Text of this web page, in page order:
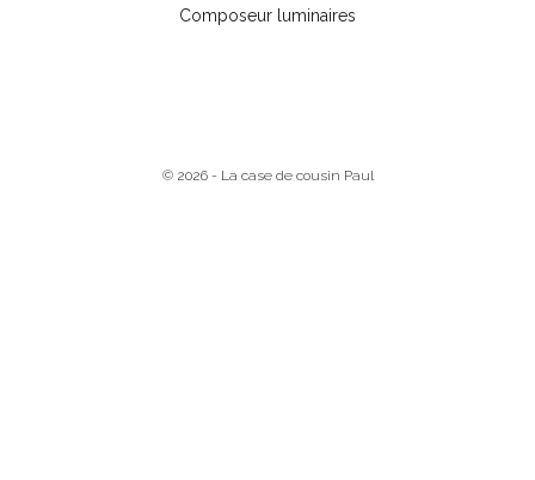
Composeur luminaires
© 2026 - La case de cousin Paul